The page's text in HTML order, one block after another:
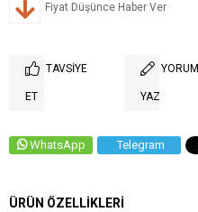
Fiyat Düşünce Haber Ver
TAVSIYE
ET
YORUM
YAZ
WhatsApp Telegram
ÜRÜN ÖZELLIKLERI